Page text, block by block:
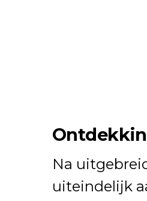
Na
uiteindelijk